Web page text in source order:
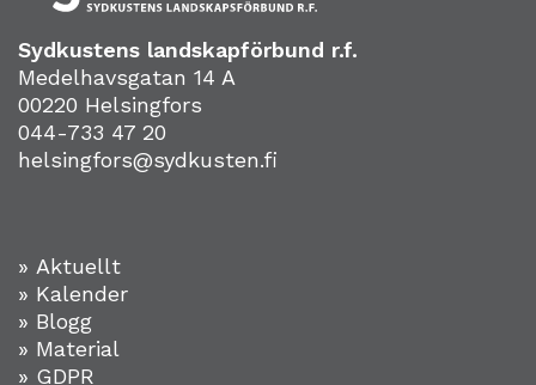
Sydkustens landskapförbund r.f.
Medelhavsgatan 14 A
00220 Helsingfors
044-733 47 20
helsingfors@sydkusten.fi
» Aktuellt
» Kalender
» Blogg
» Material
» GDPR